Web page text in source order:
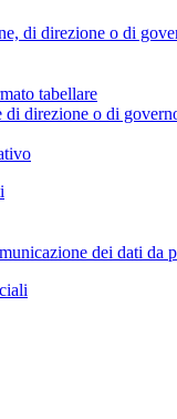
di direzione o di
tabellare
direzione o di
dei dati